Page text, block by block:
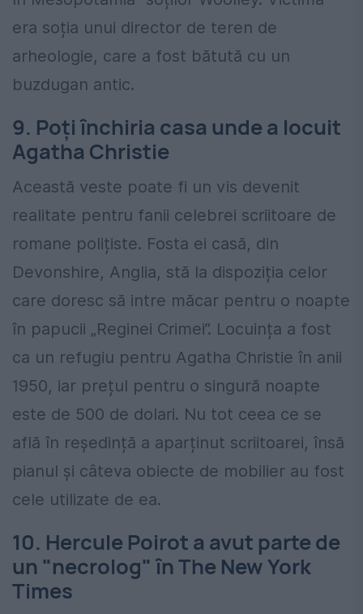
era soția unui director de teren de
arheologie, care a fost bătută cu un
buzdugan antic.
9. Poți închiria casa unde a locuit
Agatha Christie
Această veste poate fi un vis devenit
realitate pentru fanii celebrei scriitoare de
romane polițiste. Fosta ei casă, din
Devonshire, Anglia, stă la dispoziția celor
care doresc să intre măcar pentru o noapte
în papucii „Reginei Crimei”. Locuința a fost
ca un refugiu pentru Agatha Christie în anii
1950, iar prețul pentru o singură noapte
este de 500 de dolari. Nu tot ceea ce se
află în reședință a aparținut scriitoarei, însă
pianul și câteva obiecte de mobilier au fost
cele utilizate de ea.
10. Hercule Poirot a avut parte de
un "necrolog" în The New York
Times